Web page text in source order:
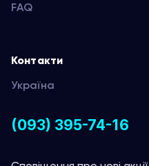
FAQ
Контакти
Україна
(093) 395-74-16